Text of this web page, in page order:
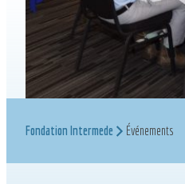
Fondation Intermede Événements